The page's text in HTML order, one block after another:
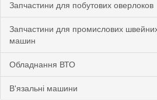
Запчастини для побутових оверлоков
Запчастини для промислових
машин
Обладнання ВТО
В'язальні машини